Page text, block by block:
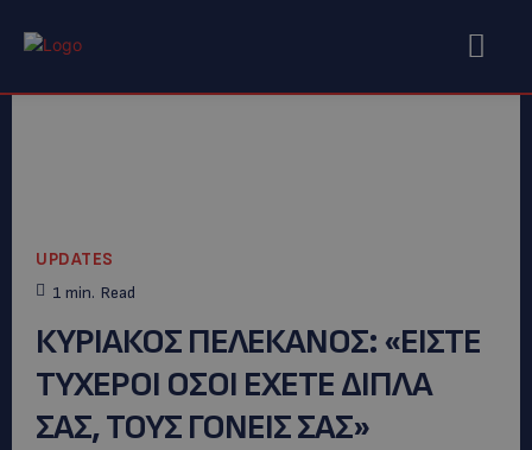
UPDATES
1 min. Read
ΚΥΡΙΑΚΟΣ ΠΕΛΕΚΑΝΟΣ: «ΕΙΣΤΕ
ΤΥΧΕΡΟΙ ΟΣΟΙ ΕΧΕΤΕ ΔΙΠΛΑ
ΣΑΣ, ΤΟΥΣ ΓΟΝΕΙΣ ΣΑΣ»